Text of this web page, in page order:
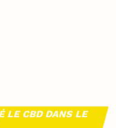
LE CBD DANS LE